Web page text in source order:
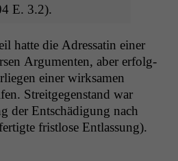
E. 3.2).
hat­te die Adres­satin ein­er
Argu­menten, aber erfol­g­
ein­er wirk­samen
Stre­it­ge­gen­stand war
der Entschädi­gung nach
frist­lose Entlassung).